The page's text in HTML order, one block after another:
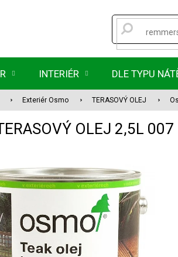
INTERIÉR DLE TYPU
Exteriér Osmo TERASOVÝ OLEJ
OLEJ 2,5L